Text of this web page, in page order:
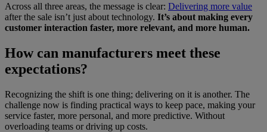
Across all three areas, the message is clear: Delivering more value
after the sale isn’t just about technology. It’s about making every
customer interaction faster, more relevant, and more human.
How can manufacturers meet these
expectations?
Recognizing the shift is one thing; delivering on it is another. The
challenge now is finding practical ways to keep pace, making your
service faster, more personal, and more predictive. Without
overloading teams or driving up costs.